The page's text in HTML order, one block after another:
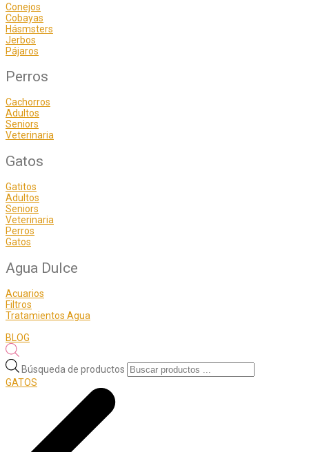
Conejos
Cobayas
Hásmsters
Jerbos
Pájaros
Perros
Cachorros
Adultos
Seniors
Veterinaria
Gatos
Gatitos
Adultos
Seniors
Veterinaria
Perros
Gatos
Agua Dulce
Acuarios
Filtros
Tratamientos Agua
BLOG
Búsqueda de productos
GATOS